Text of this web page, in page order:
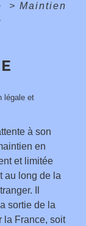
> Maintien
légale et
à son
en
et limitée
au long de la
Il
sortie de la
la France, soit